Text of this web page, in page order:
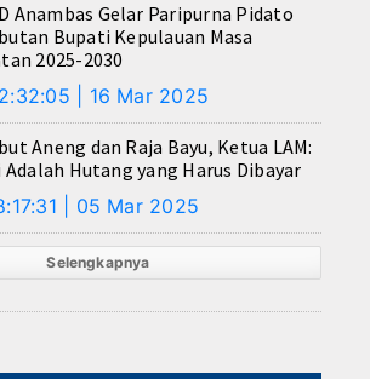
Anambas Gelar Paripurna Pidato
Bupati Kepulauan Masa
2025-2030
| 16 Mar 2025
Aneng dan Raja Bayu, Ketua LAM:
Hutang yang Harus Dibayar
| 05 Mar 2025
Selengkapnya